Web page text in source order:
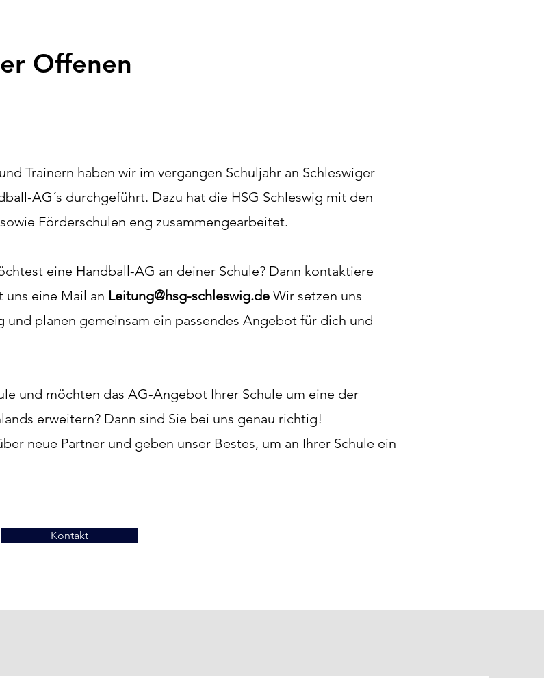
Offenen
Trainern haben wir im vergangen Schuljahr an Schleswiger
AG´s durchgeführt. Dazu hat die HSG Schleswig mit den
Förderschulen eng zusammengearbeitet.
eine Handball-AG an deiner Schule? Dann kontaktiere
eine Mail an Leitung@hsg-schleswig.de Wir setzen uns
planen gemeinsam ein passendes Angebot für dich und
und möchten das AG-Angebot Ihrer Schule um eine der
erweitern? Dann sind Sie bei uns genau richtig!
neue Partner und geben unser Bestes, um an Ihrer Schule ein
Kontakt